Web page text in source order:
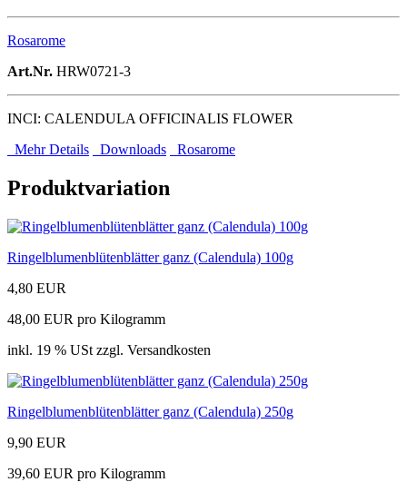
Rosarome
Art.Nr. HRW0721-3
INCI: CALENDULA OFFICINALIS FLOWER
Mehr Details
Downloads Rosarome
Produktvariation
Ringelblumenblütenblätter ganz (Calendula) 100g
4,80 EUR
48,00 EUR pro Kilogramm
inkl. 19 % USt zzgl. Versandkosten
Ringelblumenblütenblätter ganz (Calendula) 250g
9,90 EUR
39,60 EUR pro Kilogramm